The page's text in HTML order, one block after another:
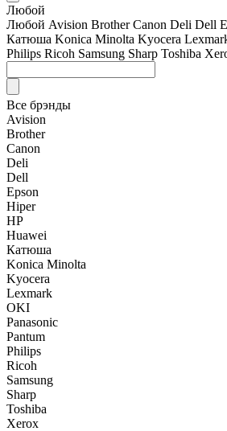
Любой
Любой Avision Brother Canon Deli Dell
Катюша Konica Minolta Kyocera
Philips Ricoh Samsung Sharp Toshiba
Все брэнды
Avision
Brother
Canon
Deli
Dell
Epson
Hiper
HP
Huawei
Катюша
Konica Minolta
Kyocera
Lexmark
OKI
Panasonic
Pantum
Philips
Ricoh
Samsung
Sharp
Toshiba
Xerox